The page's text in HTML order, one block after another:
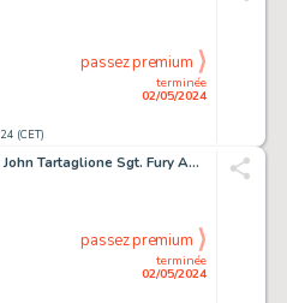
(CET)
terminée
02/05/2024
passez premium
Dick Ayers and John Tartaglione Sgt. Fury Annual #3 Story Page 17 Original Art (Marvel, 1967).
terminée
02/05/2024
passez premium